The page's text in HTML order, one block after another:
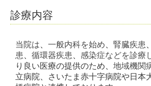
診療内容
当院は 一般内科を始め 腎臓疾患
患
循環器疾患 感染症などを診療
り良い医療の提供のため
地域機関
立病院
さいたま赤十字病院や日本